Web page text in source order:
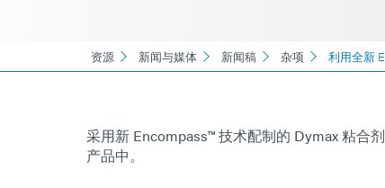
资源 新闻与媒体 新闻稿 杂项 利用全新
采用新 Encompass™ 技术配制的 Dymax 粘合
产品中。